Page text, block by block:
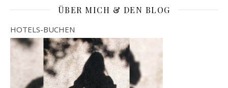
ÜBER MICH & DEN BLOG
HOTELS-BUCHEN